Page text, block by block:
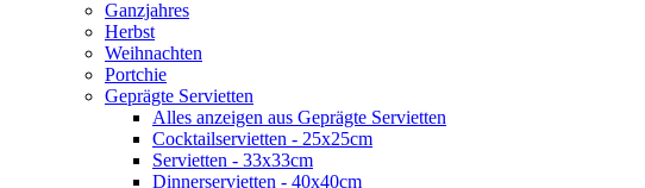
Ganzjahres
Herbst
Weihnachten
Portchie
Geprägte Servietten
Alles anzeigen aus Geprägte Servietten
Cocktailservietten - 25x25cm
Servietten - 33x33cm
Dinnerservietten - 40x40cm